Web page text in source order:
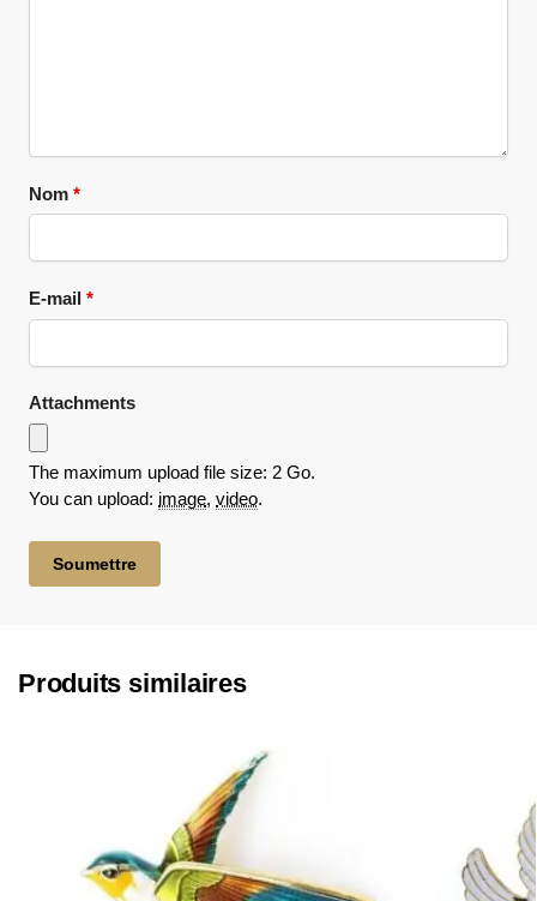
Nom *
E-mail *
Attachments
The maximum upload file size: 2 Go.
You can upload: image, video.
Produits similaires